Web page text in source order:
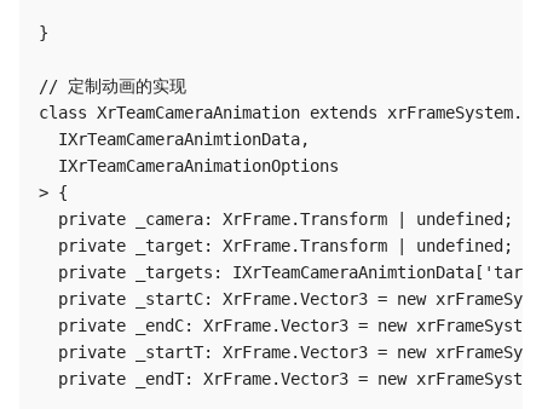
}
// 定制动画的实现
class XrTeamCameraAnimation extends
  IXrTeamCameraAnimtionData,
  IXrTeamCameraAnimationOptions
> {
  private _camera: XrFrame.Transform | undefined;
  private _target: XrFrame.Transform | undefined;
private _targets:
private _startC: XrFrame.Vector3 = new
private _endC: XrFrame.Vector3 = new
private _startT: XrFrame.Vector3 = new
private _endT: XrFrame.Vector3 = new